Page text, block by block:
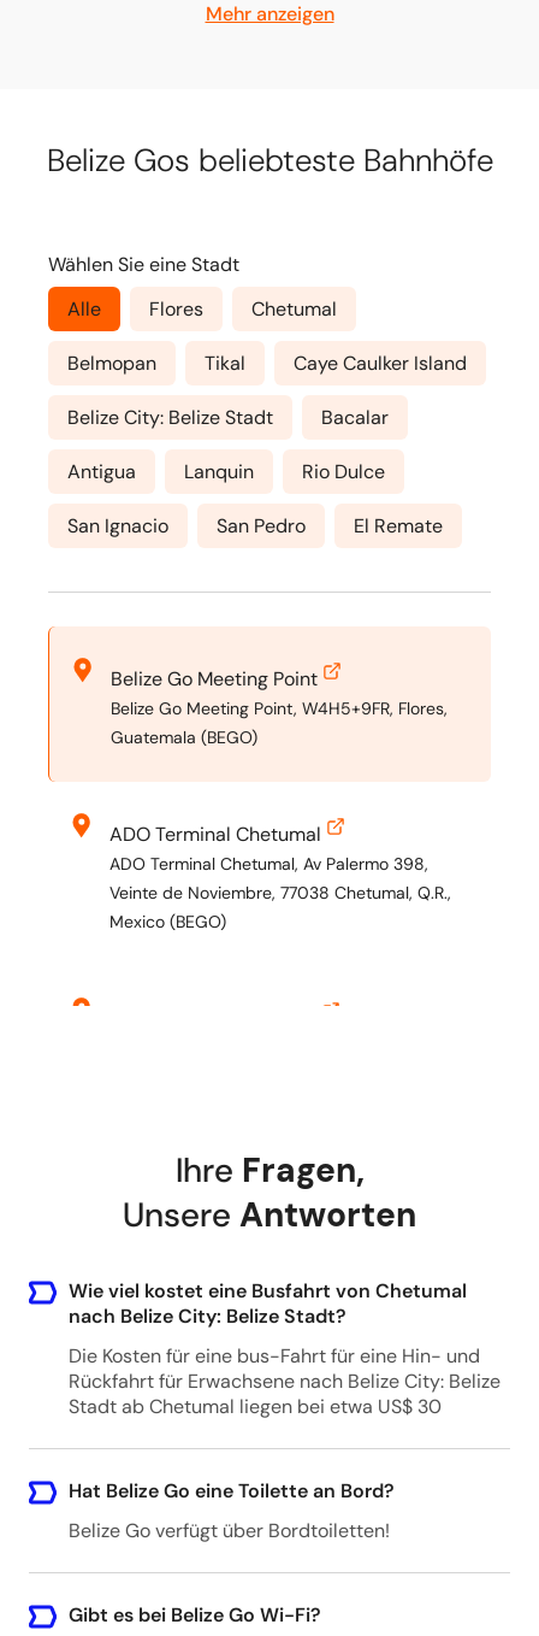
Mehr anzeigen
Belize Gos beliebteste Bahnhöfe
Wählen Sie eine Stadt
Alle
Flores Chetumal
Belmopan Tikal Caye Caulker Island
Belize City: Belize Stadt Bacalar
Antigua Lanquin Rio Dulce
San Ignacio San Pedro El Remate
Belize Go Meeting Point
Belize Go Meeting Point, W4H5+9FR, Flores,
Guatemala (BEGO)
ADO Terminal Chetumal
ADO Terminal Chetumal, Av Palermo 398,
Veinte de Noviembre, 77038 Chetumal, Q.R.,
Mexico (BEGO)
Jungle Lodge Hotel
Jungle Lodge Hotel, Parque Nacional Tikal,
69GP+76 Tikal, Guatemala (BEGO)
San Pedro Belize Express
San Pedro Belize Express, Playa Asuncion,
Belize (BEGO)
San Pedro Belize Express Water Taxi
Front Street, Belize City, Belize (BEGO)
Ihre Fragen,
Unsere Antworten
Wie viel kostet eine Busfahrt von Chetumal
nach Belize City: Belize Stadt?
Die Kosten für eine bus-Fahrt für eine Hin- und
Rückfahrt für Erwachsene nach Belize City: Belize
Stadt ab Chetumal liegen bei etwa US$ 30
Hat Belize Go eine Toilette an Bord?
Belize Go verfügt über Bordtoiletten!
Gibt es bei Belize Go Wi-Fi?